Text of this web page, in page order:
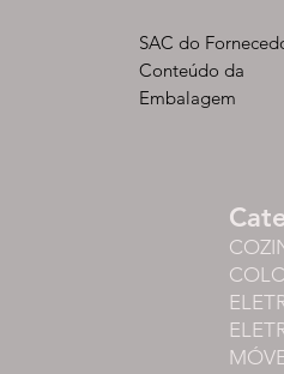
SAC do
Conteúdo da
Embalagem